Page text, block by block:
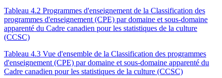
Tableau 4.2 Programmes d'enseignement de la Classification des
programmes d'enseignement (CPE) par domaine et sous-domaine
apparenté du Cadre canadien pour les statistiques de la culture
(CCSC)
Tableau 4.3 Vue d'ensemble de la Classification des programmes
d'enseignement (CPE) par domaine et sous-domaine apparenté du
Cadre canadien pour les statistiques de la culture (CCSC)